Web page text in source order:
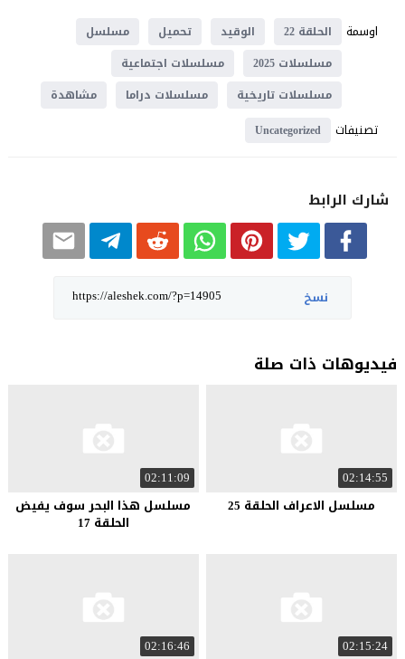
اوسمة
الحلقة 22 الوقيد تحميل
مسلسل
مسلسلات 2025
مسلسلات اجتماعية
مسلسلات تاريخية
مسلسلات دراما مشاهدة
تصنيفات Uncategorized
شارك الرابط
نسخ
فيديوهات ذات صلة
02:14:55
مسلسل الاعراف الحلقة 25
02:11:09
مسلسل هذا البحر سوف يفيض
الحلقة 17
02:15:24
02:16:46